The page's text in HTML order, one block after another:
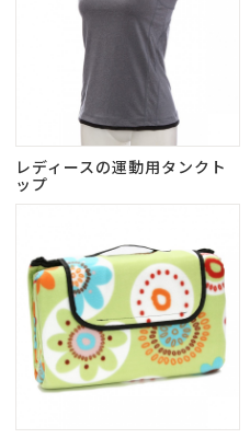
レディースの運動用タンクト
ップ